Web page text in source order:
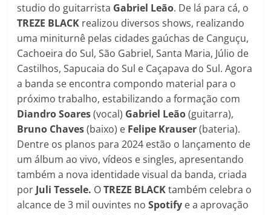
studio do guitarrista Gabriel Leão. De lá para cá, o
TREZE BLACK realizou diversos shows, realizando
uma miniturnê pelas cidades gaúchas de Canguçu,
Cachoeira do Sul, São Gabriel, Santa Maria, Júlio de
Castilhos, Sapucaia do Sul e Caçapava do Sul. Agora
a banda se encontra compondo material para o
próximo trabalho, estabilizando a formação com
Diandro Soares(vocal) Gabriel Leão(guitarra),
Bruno Chaves(baixo) e Felipe Krauser(bateria).
Dentre os planos para 2024 estão o lançamento de
um álbum ao vivo, vídeos e singles, apresentando
também a nova identidade visual da banda, criada
por Juli Tessele. OTREZE BLACKtambém celebra o
alcance de 3 mil ouvintes noSpotify e a aprovação